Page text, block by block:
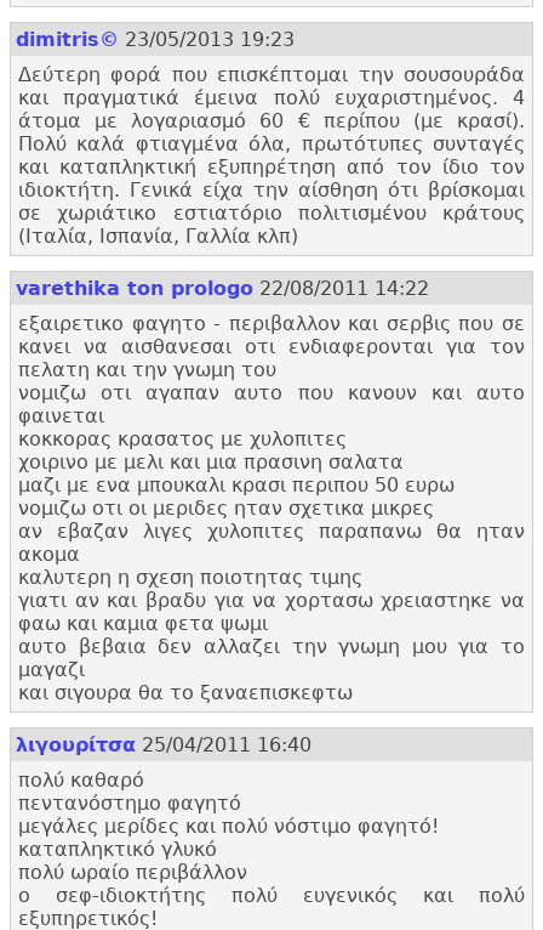
dimitris© 23/05/2013 19:23
Δεύτερη φορά που επισκέπτομαι την σουσουράδα
και πραγματικά έμεινα πολύ ευχαριστημένος. 4
άτομα με λογαριασμό 60 € περίπου (με κρασί).
Πολύ καλά φτιαγμένα όλα, πρωτότυπες συνταγές
και καταπληκτική εξυπηρέτηση από τον ίδιο τον
ιδιοκτήτη. Γενικά είχα την αίσθηση ότι βρίσκομαι
σε χωριάτικο εστιατόριο πολιτισμένου κράτους
(Ιταλία, Ισπανία, Γαλλία κλπ)
varethika ton prologo 22/08/2011 14:22
εξαιρετικο φαγητο - περιβαλλον και σερβις που σε
κανει να αισθανεσαι οτι ενδιαφερονται για τον
πελατη και την γνωμη του
νομιζω οτι αγαπαν αυτο που κανουν και αυτο
φαινεται
κοκκορας κρασατος με χυλοπιτες
χοιρινο με μελι και μια πρασινη σαλατα
μαζι με ενα μπουκαλι κρασι περιπου 50 ευρω
νομιζω οτι οι μεριδες ηταν σχετικα μικρες
αν εβαζαν λιγες χυλοπιτες παραπανω θα ηταν
ακομα
καλυτερη η σχεση ποιοτητας τιμης
γιατι αν και βραδυ για να χορτασω χρειαστηκε να
φαω και καμια φετα ψωμι
αυτο βεβαια δεν αλλαζει την γνωμη μου για το
μαγαζι
και σιγουρα θα το ξαναεπισκεφτω
λιγουρίτσα 25/04/2011 16:40
πολύ καθαρό
πεντανόστημο φαγητό
μεγάλες μερίδες και πολύ νόστιμο φαγητό!
καταπληκτικό γλυκό
πολύ ωραίο περιβάλλον
ο σεφ-ιδιοκτήτης πολύ ευγενικός και πολύ
εξυπηρετικός!